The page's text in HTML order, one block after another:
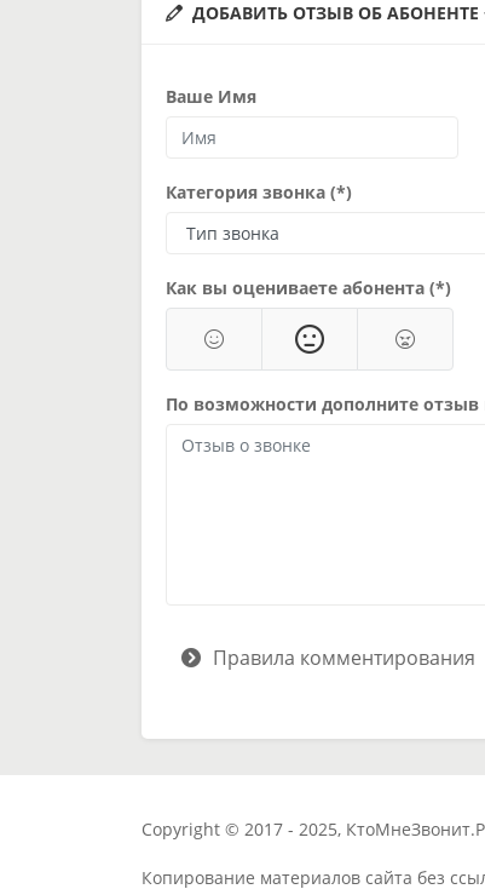
ДОБАВИТЬ ОТЗЫВ ОБ АБОНЕНТЕ
Ваше Имя
Категория звонка (*)
Как вы оцениваете абонента (*)
По возможности дополните
Правила комментирования
Copyright © 2017 - 2025,
Копирование материалов сайта без